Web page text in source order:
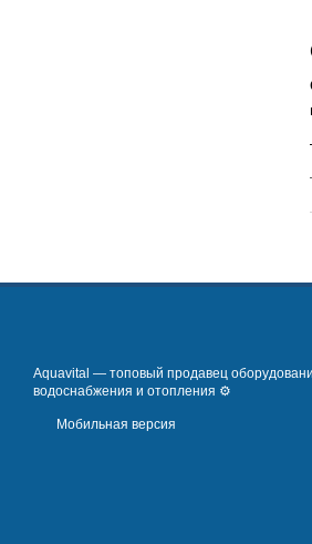
Aquavital — топовый продавец
водоснабжения и отопления ⚙️
Мобильная версия